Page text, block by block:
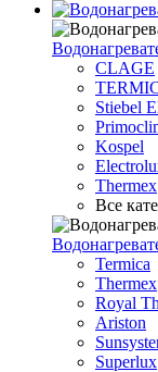
CLAGE
Stiebel
Kospel
Thermex
Все
Termica
Thermex
Royal
Ariston
Superlux